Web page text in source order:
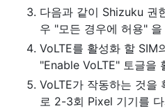
다음과 같이 Shizuku 권
우 "모든 경우에 허용"
VoLTE를 활성화 할 SIM
"Enable VoLTE" 토글을
VoLTE가 작동하는 것을
로 2-3회 Pixel 기기를